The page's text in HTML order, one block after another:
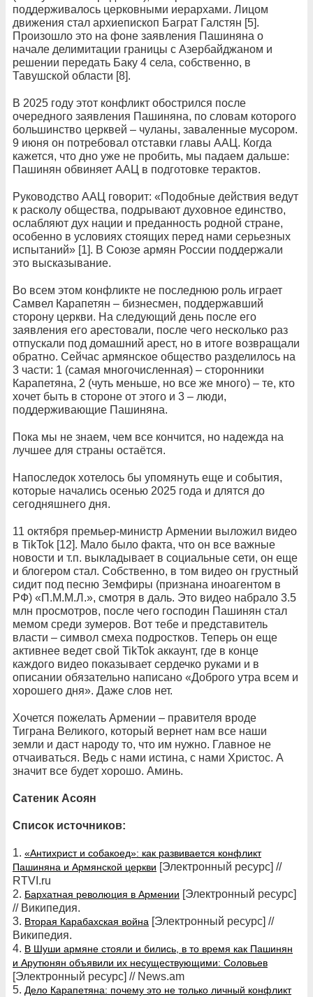
поддерживалось церковными иерархами. Лицом
движения стал архиепископ Баграт Галстян [5].
Произошло это на фоне заявления Пашиняна о
начале делимитации границы с Азербайджаном и
решении передать Баку 4 села, собственно, в
Тавушской области [8].
В 2025 году этот конфликт обострился после
очередного заявления Пашиняна, по словам которого
большинство церквей – чуланы, заваленные мусором.
9 июня он потребовал отставки главы ААЦ. Когда
кажется, что дно уже не пробить, мы падаем дальше:
Пашинян обвиняет ААЦ в подготовке терактов.
Руководство ААЦ говорит: «Подобные действия ведут
к расколу общества, подрывают духовное единство,
ослабляют дух нации и преданность родной стране,
особенно в условиях стоящих перед нами серьезных
испытаний» [1]. В Союзе армян России поддержали
это высказывание.
Во всем этом конфликте не последнюю роль играет
Самвел Карапетян – бизнесмен, поддержавший
сторону церкви. На следующий день после его
заявления его арестовали, после чего несколько раз
отпускали под домашний арест, но в итоге возвращали
обратно. Сейчас армянское общество разделилось на
3 части: 1 (самая многочисленная) – сторонники
Карапетяна, 2 (чуть меньше, но все же много) – те, кто
хочет быть в стороне от этого и 3 – люди,
поддерживающие Пашиняна.
Пока мы не знаем, чем все кончится, но надежда на
лучшее для страны остаётся.
Напоследок хотелось бы упомянуть еще и события,
которые начались осенью 2025 года и длятся до
сегодняшнего дня.
11 октября премьер-министр Армении выложил видео
в TikTok [12]. Мало было факта, что он все важные
новости и т.п. выкладывает в социальные сети, он еще
и блогером стал. Собственно, в том видео он грустный
сидит под песню Земфиры (признана иноагентом в
РФ) «П.М.М.Л.», смотря в даль. Это видео набрало 3.5
млн просмотров, после чего господин Пашинян стал
мемом среди зумеров. Вот тебе и представитель
власти – символ смеха подростков. Теперь он еще
активнее ведет свой TikTok аккаунт, где в конце
каждого видео показывает сердечко руками и в
описании обязательно написано «Доброго утра всем и
хорошего дня». Даже слов нет.
Хочется пожелать Армении – правителя вроде
Тиграна Великого, который вернет нам все наши
земли и даст народу то, что им нужно. Главное не
отчаиваться. Ведь с нами истина, с нами Христос. А
значит все будет хорошо. Аминь.
Сатеник Асоян
Список источников:
1. «Антихрист и собакоед»: как развивается конфликт
Пашиняна и Армянской церкви [Электронный ресурс] //
RTVI.ru
2. Бархатная революция в Армении [Электронный ресурс]
// Википедия.
3. Вторая Карабахская война [Электронный ресурс] //
Википедия.
4. В Шуши армяне стояли и бились, в то время как Пашинян
и Арутюнян объявили их несуществующими: Соловьев
[Электронный ресурс] // News.am
5. Дело Карапетяна: почему это не только личный конфликт